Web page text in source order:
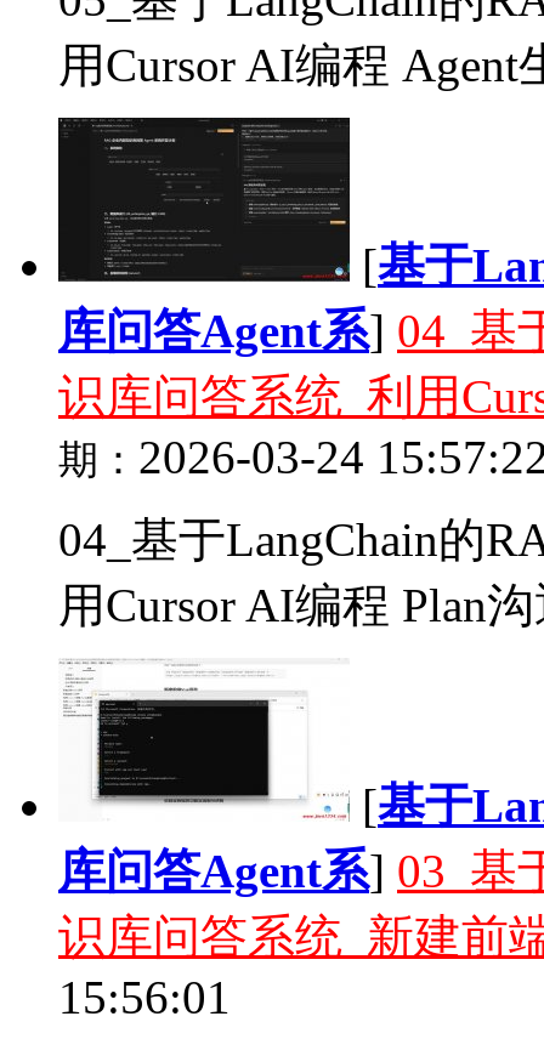
用Cursor AI编程 Agent
[基于
库问答Agent系] 04_基
识库问答系统_利用
期： 2026-03-24
04_基于LangChain的
用Cursor AI编程 Plan
[基于
库问答Agent系] 03_基
识库问答系统_新建前
15:56:01